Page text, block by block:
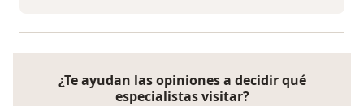
¿Te ayudan las opiniones a decidir qué
especialistas visitar?